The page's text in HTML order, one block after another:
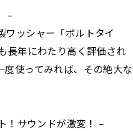
–
ワッシャー「ボルトタイ
長年にわたり高く評価され
使ってみれば、その絶大な
！サウンドが激変！ –